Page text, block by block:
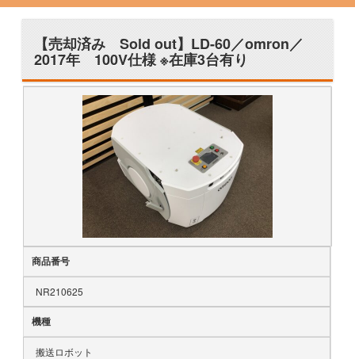
【売却済み Sold out】LD-60／omron／
2017年 100V仕様 ※在庫3台有り
商品番号
NR210625
機種
搬送ロボット